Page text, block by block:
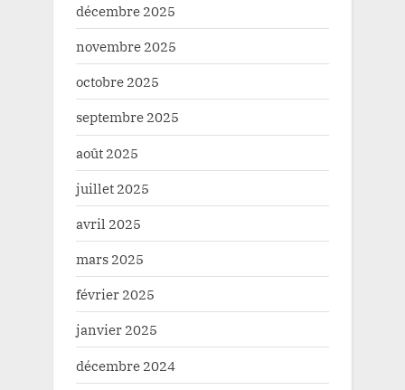
décembre 2025
novembre 2025
octobre 2025
septembre 2025
août 2025
juillet 2025
avril 2025
mars 2025
février 2025
janvier 2025
décembre 2024